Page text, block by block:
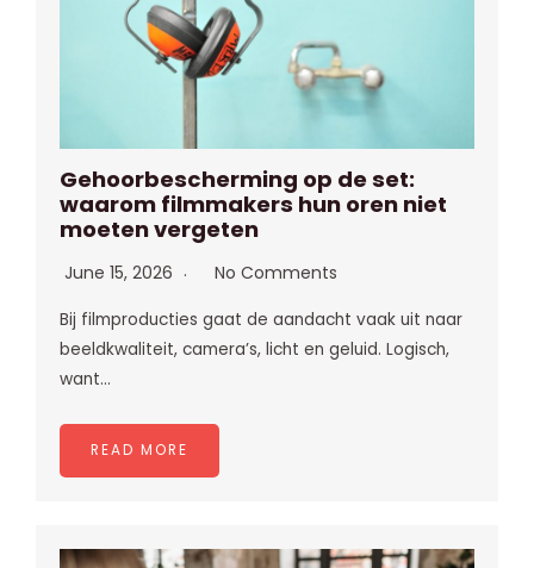
Gehoorbescherming op de set:
waarom filmmakers hun oren niet
moeten vergeten
June 15, 2026 No Comments
Bij filmproducties gaat de aandacht vaak uit naar
beeldkwaliteit, camera’s, licht en geluid. Logisch,
want…
READ MORE